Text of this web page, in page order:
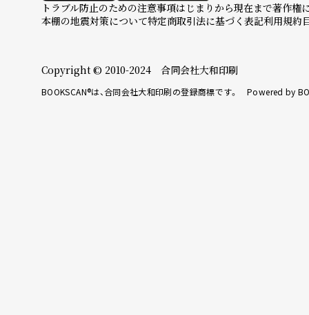
トラブル防止のための注意事項はじまりから現在まで著作権
本棚の地震対策について特定商取引法に基づく表記利用規約
Copyright © 2010-2024 合同会社大和印刷
BOOKSCAN®は、合同会社大和印刷の登録商標です。 Powered by